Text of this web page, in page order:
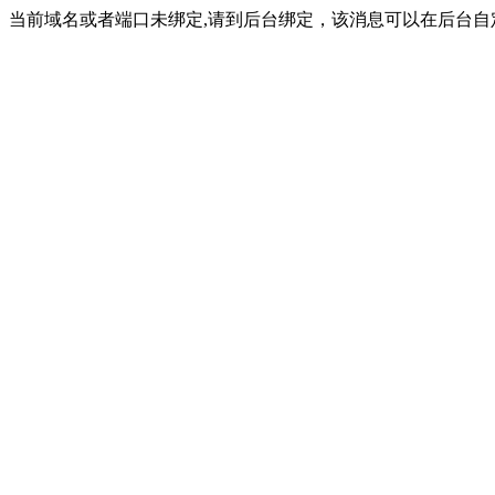
当前域名或者端口未绑定,请到后台绑定，该消息可以在后台自